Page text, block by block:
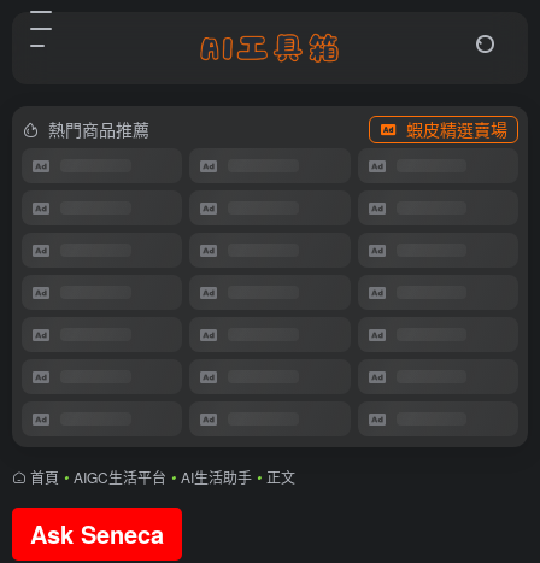
熱門商品推薦 蝦皮精選賣場
首頁 • AIGC生活平台 • AI生活助手 • 正文
Ask Seneca